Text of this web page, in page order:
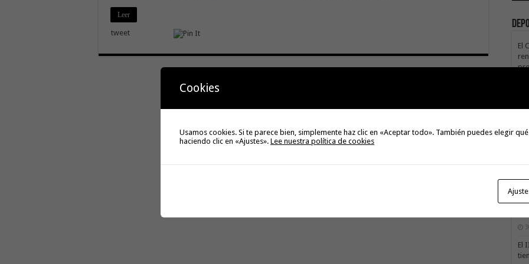
Leer
tweet
El
El
Cookies
Usamos cookies. Si te parece bien, simplemente haz clic en «Aceptar todo». También puedes elegir
haciendo clic en «Ajustes». Lee nuestra política de cookies